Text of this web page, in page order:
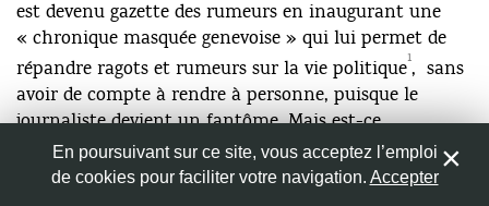
Enregistrer mon nom, mon e-mail et mon site web dans
le navigateur pour mon prochain commentaire.
est devenu gazette des rumeurs en inaugurant une
« chronique masquée genevoise » qui lui permet de
répandre ragots et rumeurs sur la vie politique
1
, sans
avoir de compte à rendre à personne, puisque le
journaliste devient un fantôme. Mais est-ce
seulement un journaliste ? Peut-être cet anonyme
est-il même un politique, un excité ayant des
En poursuivant sur ce site, vous acceptez l’emploi
de cookies pour faciliter votre navigation. Accepter